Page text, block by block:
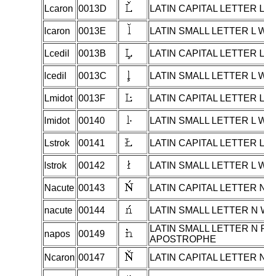
Lcaron 0013D LATIN CAPITAL LETTER
lcaron 0013E LATIN SMALL LETTER L
Lcedil 0013B LATIN CAPITAL LETTER
lcedil 0013C LATIN SMALL LETTER L
Lmidot 0013F LATIN CAPITAL LETTER
lmidot 00140 LATIN SMALL LETTER L
Lstrok 00141 LATIN CAPITAL LETTER
lstrok 00142 LATIN SMALL LETTER L
Nacute 00143 LATIN CAPITAL LETTER
nacute 00144 LATIN SMALL LETTER N
napos 00149
LATIN SMALL LETTER N
APOSTROPHE
Ncaron 00147 LATIN CAPITAL LETTER